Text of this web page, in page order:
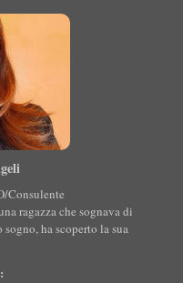
Consulente
ragazza che sognava di
ha scoperto la sua